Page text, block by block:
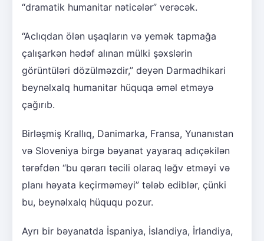
“dramatik humanitar nəticələr” verəcək.
“Aclıqdan ölən uşaqların və yemək tapmağa
çalışarkən hədəf alınan mülki şəxslərin
görüntüləri dözülməzdir,” deyən Darmadhikari
beynəlxalq humanitar hüquqa əməl etməyə
çağırıb.
Birləşmiş Krallıq, Danimarka, Fransa, Yunanıstan
və Sloveniya birgə bəyanat yayaraq adıçəkilən
tərəfdən “bu qərarı təcili olaraq ləğv etməyi və
planı həyata keçirməməyi” tələb ediblər, çünki
bu, beynəlxalq hüququ pozur.
Ayrı bir bəyanatda İspaniya, İslandiya, İrlandiya,